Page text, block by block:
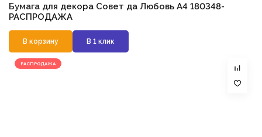
Бумага для декора Совет да Любовь А4 180348-
РАСПРОДАЖА
В корзину В 1 клик
РАСПРОДАЖА